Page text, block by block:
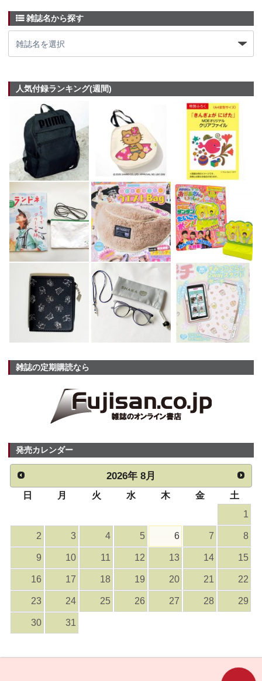
雑誌名から探す
人気付録ランキング(週間)
雑誌の定期購読なら
発売カレンダー
2026年 8月
日 月 火 水 木 金
土
1
2 3 4 5 6 7 8
9 10 11 12 13 14 15
16 17 18 19 20 21 22
23 24 25 26 27 28 29
30 31